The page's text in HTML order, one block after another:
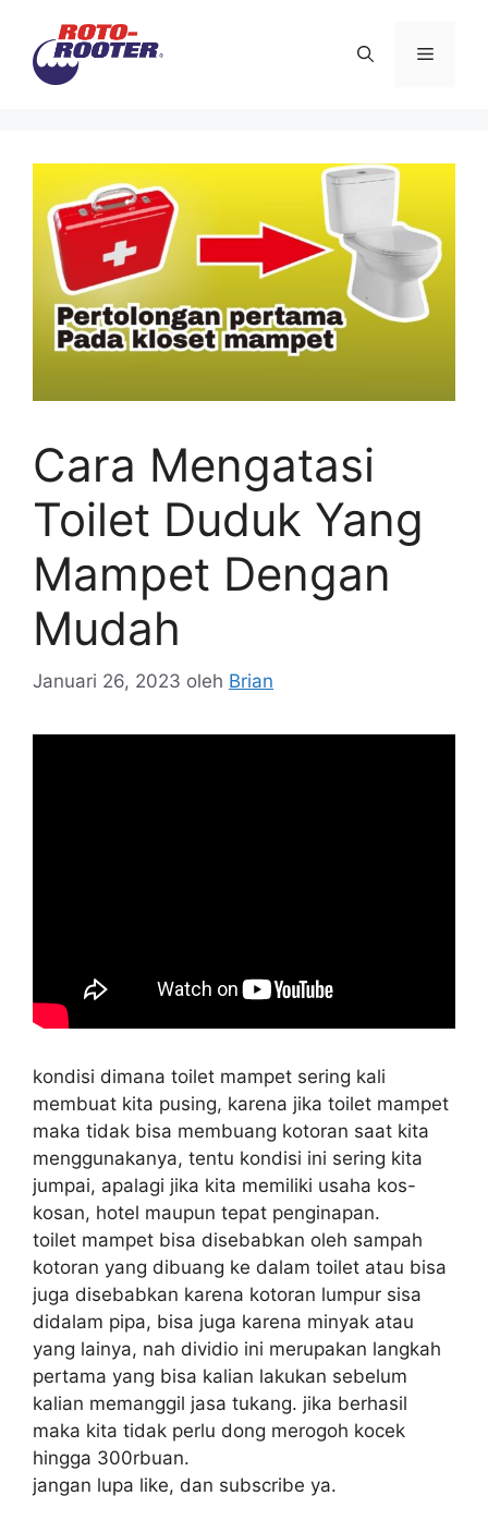
Menu
Cara Mengatasi
Toilet Duduk Yang
Mampet Dengan
Mudah
Januari 26, 2023 oleh Brian
kondisi dimana toilet mampet sering kali
membuat kita pusing, karena jika toilet mampet
maka tidak bisa membuang kotoran saat kita
menggunakanya, tentu kondisi ini sering kita
jumpai, apalagi jika kita memiliki usaha kos-
kosan, hotel maupun tepat penginapan.
toilet mampet bisa disebabkan oleh sampah
kotoran yang dibuang ke dalam toilet atau bisa
juga disebabkan karena kotoran lumpur sisa
didalam pipa, bisa juga karena minyak atau
yang lainya, nah dividio ini merupakan langkah
pertama yang bisa kalian lakukan sebelum
kalian memanggil jasa tukang. jika berhasil
maka kita tidak perlu dong merogoh kocek
hingga 300rbuan.
jangan lupa like, dan subscribe ya.